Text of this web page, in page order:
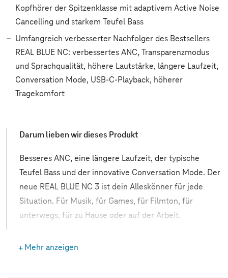
Kopfhörer der Spitzenklasse mit adaptivem Active Noise
Cancelling und starkem Teufel Bass
Umfangreich verbesserter Nachfolger des Bestsellers
REAL BLUE NC: verbessertes ANC, Transparenzmodus
und Sprachqualität, höhere Lautstärke, längere Laufzeit,
Conversation Mode, USB-C-Playback, höherer
Tragekomfort
Darum lieben wir dieses Produkt
Besseres ANC, eine längere Laufzeit, der typische
Teufel Bass und der innovative Conversation Mode. Der
neue REAL BLUE NC 3 ist dein Alleskönner für jede
Situation. Für Musik, für Games, für Filmton, für
unterwegs, für zu Hause oder auf der Arbeit.
Die Vorteile im Überblick:
Mehr anzeigen